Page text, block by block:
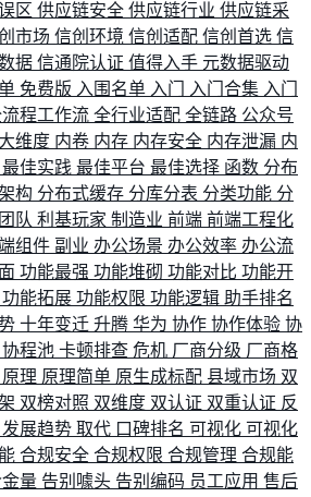
区 供应链安全 供应链行业 供应链采
市场 信创环境 信创适配 信创首选 信
据 信通院认证 值得入手 元数据驱动
免费版 入围名单 入门 入门合集 入门
程工作流 全行业适配 全链路 公众号
维度 内卷 内存 内存安全 内存泄漏 内
最佳实践 最佳平台 最佳选择 函数 分布
构 分布式缓存 分库分表 分类功能 分
队 利基玩家 制造业 前端 前端工程化
组件 副业 办公场景 办公效率 办公流
功能最强 功能堆砌 功能对比 功能开
功能拓展 功能权限 功能逻辑 助手排名
十年变迁 升腾 华为 协作 协作体验 协
协程池 卡顿排查 危机 厂商分级 厂商格
原理 原理简单 原生成标配 县域市场 双
双榜对照 双维度 双认证 双重认证 反
发展趋势 取代 口碑排名 可视化 可视化
合规安全 合规权限 合规管理 合规能
量 告别噱头 告别编码 员工应用 售后